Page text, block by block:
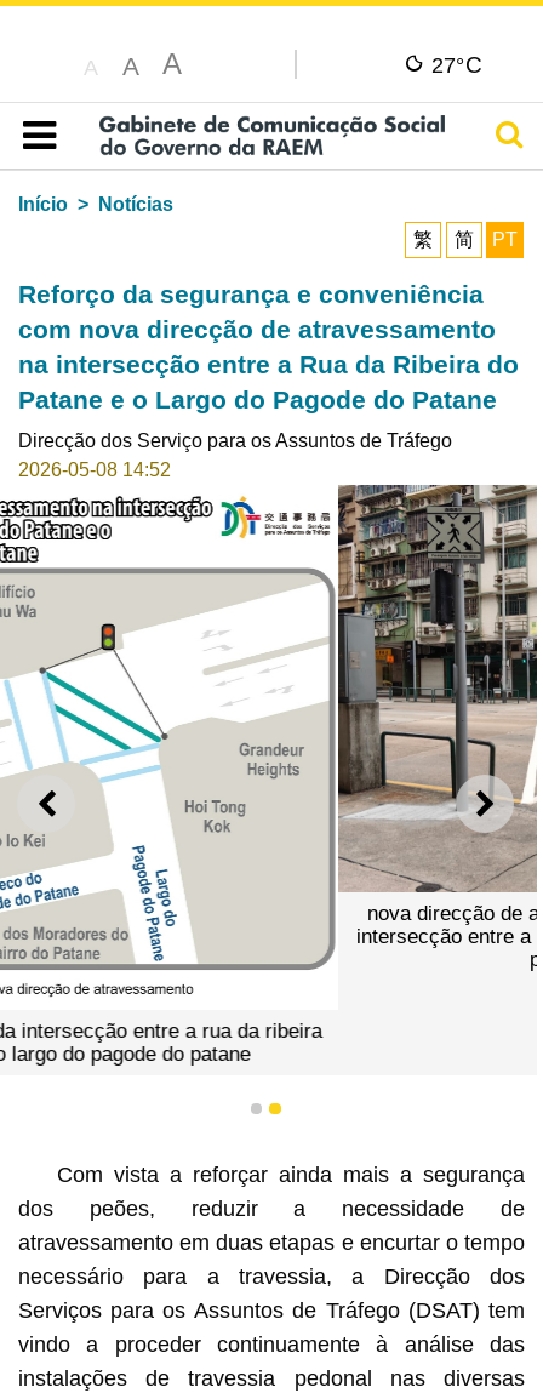
A A A 27°C
Índice
Início
Notícias
繁
简 PT
Reforço da segurança e conveniência
com nova direcção de atravessamento
na intersecção entre a Rua da Ribeira do
Patane e o Largo do Pagode do Patane
Direcção dos Serviço para os Assuntos de Tráfego
2026-05-08 14:52
ANTERIOR
nova direcção de atravessamento já acrescentada na
intersecção entre a rua da ribeira do patane e o largo do
pagode do patane
1 2
Com vista a reforçar ainda mais a segurança
dos peões, reduzir a necessidade de
atravessamento em duas etapas e encurtar o tempo
necessário para a travessia, a Direcção dos
Serviços para os Assuntos de Tráfego (DSAT) tem
vindo a proceder continuamente à análise das
instalações de travessia pedonal nas diversas